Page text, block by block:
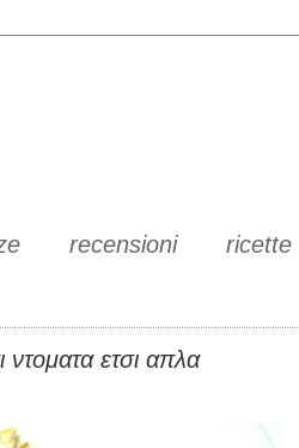
recensioni ricette
ετσι απλα